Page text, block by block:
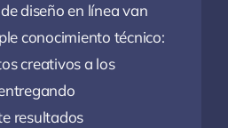
diseño en línea van
conocimiento técnico:
creativos a los
resultados